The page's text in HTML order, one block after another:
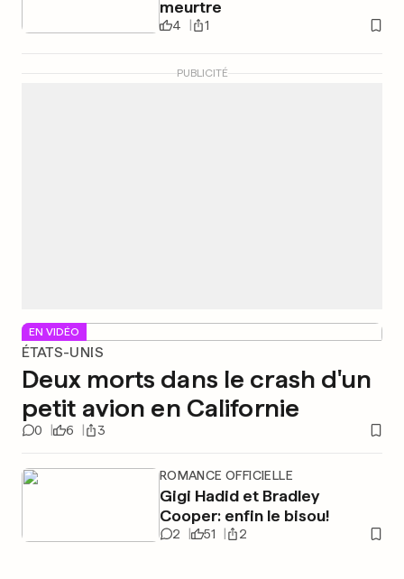
meurtre
4 1
PUBLICITÉ
EN VIDÉO
ÉTATS-UNIS
Deux morts dans le crash d'un
petit avion en Californie
0 6 3
ROMANCE OFFICIELLE
Gigi Hadid et Bradley
Cooper: enfin le bisou!
2 51 2